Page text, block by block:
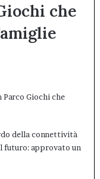
che
della connettività
futuro: approvato un